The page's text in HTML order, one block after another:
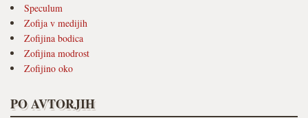
Speculum
Zofija v medijih
Zofijina bodica
Zofijina modrost
Zofijino oko
PO AVTORJIH